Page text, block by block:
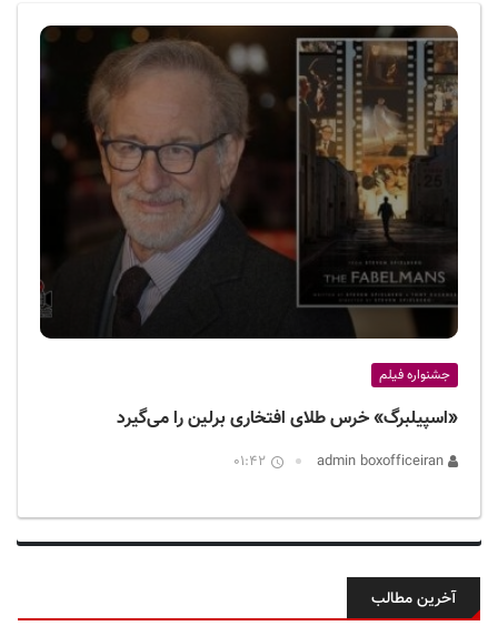
ی
س
ا
ی
ر
ا
ن
جشنواره فیلم
«اسپیلبرگ» خرس طلای افتخاری برلین را می‌گیرد
01:42
آخرین مطالب